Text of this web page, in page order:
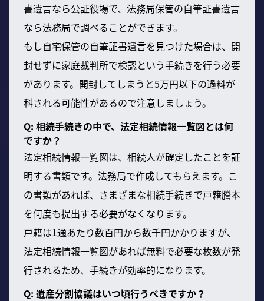
書遺言なら公証役場で、法務局保管の自筆証書遺言
なら法務局で調べることができます。
もし自宅保管の自筆証書遺言を見つけた場合は、開
封せずに家庭裁判所で検認という手続きを行う必要
があります。開封してしまうと5万円以下の過料が
科される可能性があるので注意しましょう。
Q: 相続手続きの中で、法定相続情報一覧図とは何
ですか？
法定相続情報一覧図は、相続人が確定したことを証
明する書類です。法務局で作成してもらえます。こ
の書類があれば、さまざまな相続手続きで戸籍謄本
を何度も提出する必要がなくなります。
戸籍は1通あたり数百円から数千円かかりますが、
法定相続情報一覧図があれば無料で必要な枚数が発
行されるため、手続きが効率的になります。
Q: 遺産分割協議はいつ頃行うべきですか？